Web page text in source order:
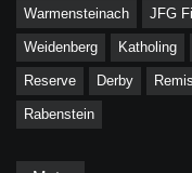
Warmensteinach JFG
Weidenberg Katholing
Reserve Derby Remis
Rabenstein